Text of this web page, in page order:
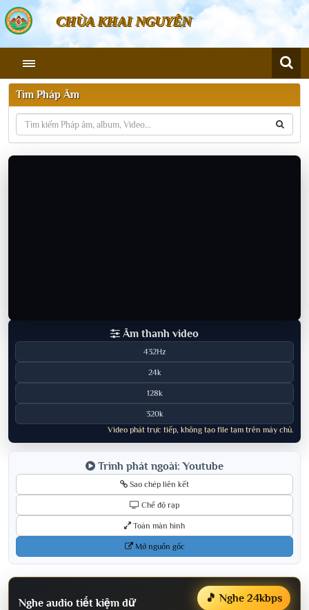
CHÙA KHAI NGUYÊN
Tìm Pháp Âm
Âm thanh video
432Hz
24k
128k
320k
Video phát trực tiếp, không tạo file tạm trên máy chủ.
Trình phát ngoài: Youtube
Sao chép liên kết
Chế độ rạp
Toàn màn hình
Mở nguồn gốc
Nghe audio tiết kiệm dữ
🎵 Nghe 24kbps